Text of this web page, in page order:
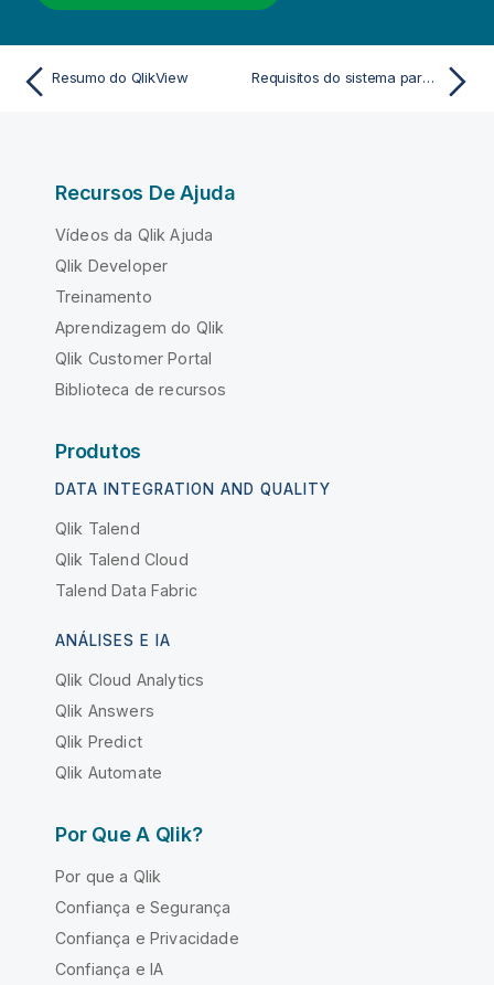
Resumo do QlikView Requisitos do sistema para o QlikView
Recursos De Ajuda
Vídeos da Qlik Ajuda
Qlik Developer
Treinamento
Aprendizagem do Qlik
Qlik Customer Portal
Biblioteca de recursos
Produtos
DATA INTEGRATION AND QUALITY
Qlik Talend
Qlik Talend Cloud
Talend Data Fabric
ANÁLISES E IA
Qlik Cloud Analytics
Qlik Answers
Qlik Predict
Qlik Automate
Por Que A Qlik?
Por que a Qlik
Confiança e Segurança
Confiança e Privacidade
Confiança e IA